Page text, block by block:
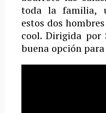
toda la familia,
estos dos
cool. Dirigida por
buena opción